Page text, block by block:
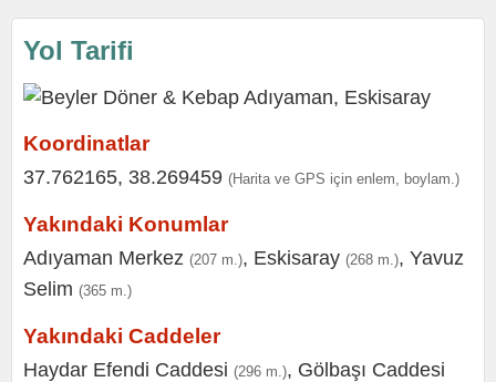
Yol Tarifi
Koordinatlar
37.762165, 38.269459 (Harita ve GPS için enlem, boylam.)
Yakındaki Konumlar
Adıyaman Merkez (207 m.), Eskisaray (268 m.), Yavuz
Selim (365 m.)
Yakındaki Caddeler
Haydar Efendi Caddesi (296 m.), Gölbaşı Caddesi